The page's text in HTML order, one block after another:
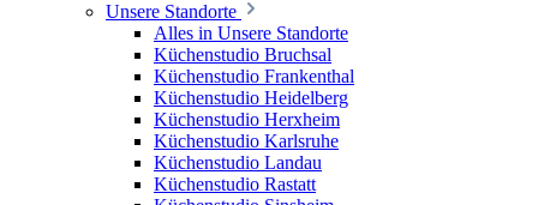
Unsere Standorte
Alles in Unsere Standorte
Küchenstudio Bruchsal
Küchenstudio Frankenthal
Küchenstudio Heidelberg
Küchenstudio Herxheim
Küchenstudio Karlsruhe
Küchenstudio Landau
Küchenstudio Rastatt